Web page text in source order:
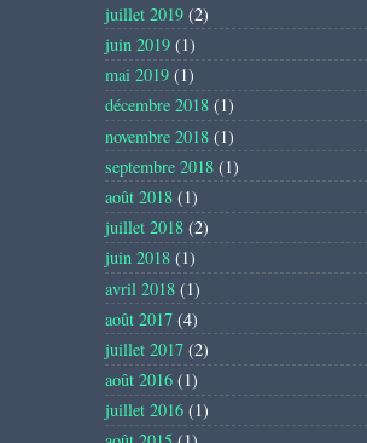
juillet 2019 (2)
juin 2019 (1)
mai 2019 (1)
décembre 2018 (1)
novembre 2018 (1)
septembre 2018 (1)
août 2018 (1)
juillet 2018 (2)
juin 2018 (1)
avril 2018 (1)
août 2017 (4)
juillet 2017 (2)
août 2016 (1)
juillet 2016 (1)